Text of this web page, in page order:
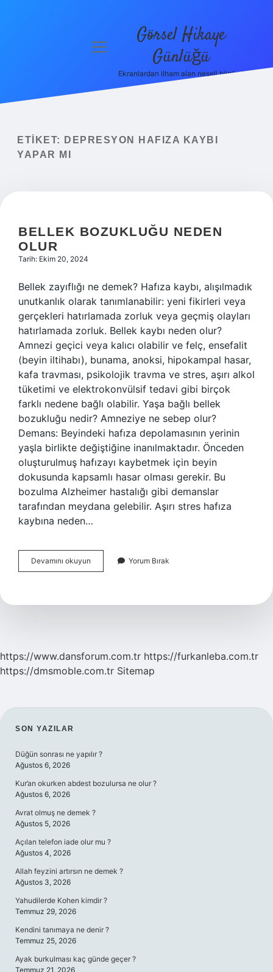
Yasal Uyarı
menüyü
Görsel Hikaye
Günlüğü
Ekranlardan ilham alan neşeli bilgiler!
ETIKET:
DEPRESYON HAFIZA KAYBI
YAPAR MI
BELLEK BOZUKLUĞU NEDEN
OLUR
Tarih: Ekim 20, 2024
Bellek zayıflığı ne demek? Hafıza kaybı, alışılmadık
unutkanlık olarak tanımlanabilir: yeni fikirleri veya
gerçekleri hatırlamada zorluk veya geçmiş olayları
hatırlamada zorluk. Bellek kaybı neden olur?
Amnezi geçici veya kalıcı olabilir ve felç, ensefalit
(beyin iltihabı), bunama, anoksi, hipokampal hasar,
kafa travması, psikolojik travma ve stres, aşırı alkol
tüketimi ve elektrokonvülsif tedavi gibi birçok
farklı nedene bağlı olabilir. Yaşa bağlı bellek
bozukluğu nedir? Amneziye ne sebep olur?
Demans: Beyindeki hafıza depolamasının yerinin
yaşla birlikte değiştiğine inanılmaktadır. Önceden
oluşturulmuş hafızayı kaybetmek için beyin
dokusunda kapsamlı hasar olması gerekir. Bu
bozulma Alzheimer hastalığı gibi demanslar
tarafından meydana gelebilir. Aşırı stres hafıza
kaybına neden…
Devamını okuyun
Bozukluğu
Yorum Bırak
https://www.dansforum.com.tr https://furkanleba.com.tr
https://dmsmoble.com.tr Sitemap
SIDEBAR
SON YAZILAR
Düğün sonrası ne yapılır ?
Ağustos 6, 2026
Kur’an okurken abdest bozulursa ne olur ?
Ağustos 6, 2026
Avrat olmuş ne demek ?
Ağustos 5, 2026
Açılan telefon iade olur mu ?
Ağustos 4, 2026
Allah feyzini artırsın ne demek ?
Ağustos 3, 2026
Yahudilerde Kohen kimdir ?
Temmuz 29, 2026
Kendini tanımaya ne denir ?
Temmuz 25, 2026
Ayak burkulması kaç günde geçer ?
Temmuz 21, 2026